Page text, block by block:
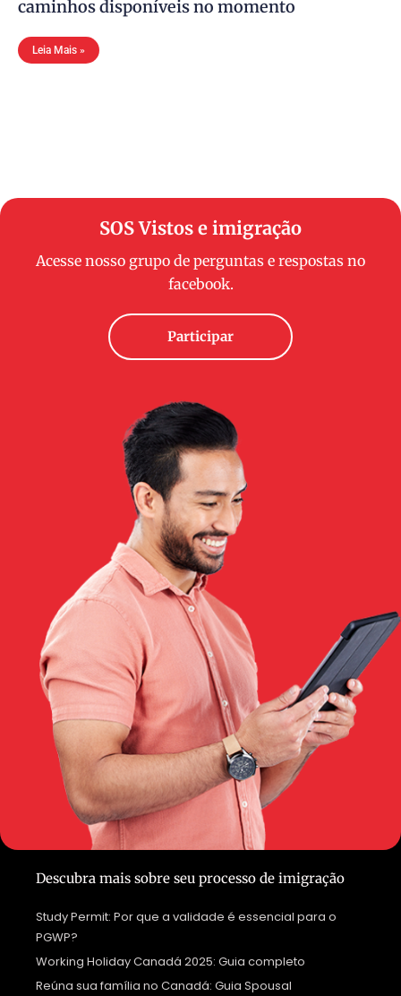
caminhos disponíveis no momento
Leia Mais »
SOS Vistos e imigração
Acesse nosso grupo de perguntas e respostas no
facebook.
Participar
Descubra mais sobre seu processo de imigração
Study Permit: Por que a validade é essencial para o
PGWP?
Working Holiday Canadá 2025: Guia completo
Reúna sua família no Canadá: Guia Spousal